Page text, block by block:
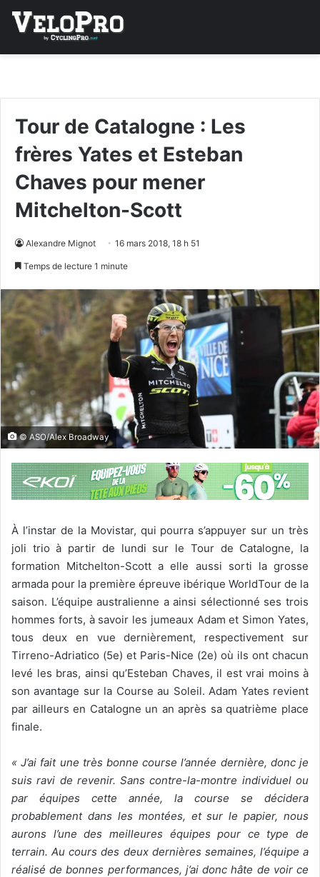
Tour de Catalogne : Les
frères Yates et Esteban
Chaves pour mener
Mitchelton-Scott
Alexandre Mignot 16 mars 2018, 18 h 51
Temps de lecture 1 minute
© ASO/Alex Broadway
À l’instar de la Movistar, qui pourra s’appuyer sur un très
joli trio à partir de lundi sur le Tour de Catalogne, la
formation Mitchelton-Scott a elle aussi sorti la grosse
armada pour la première épreuve ibérique WorldTour de la
saison. L’équipe australienne a ainsi sélectionné ses trois
hommes forts, à savoir les jumeaux Adam et Simon Yates,
tous deux en vue dernièrement, respectivement sur
Tirreno-Adriatico (5e) et Paris-Nice (2e) où ils ont chacun
levé les bras, ainsi qu’Esteban Chaves, il est vrai moins à
son avantage sur la Course au Soleil. Adam Yates revient
par ailleurs en Catalogne un an après sa quatrième place
finale.
« J’ai fait une très bonne course l’année dernière, donc je
suis ravi de revenir. Sans contre-la-montre individuel ou
par équipes cette année, la course se décidera
probablement dans les montées, et sur le papier, nous
aurons l’une des meilleures équipes pour ce type de
terrain.Au cours des deux dernières semaines, l’équipe a
réalisé de bonnes performances, j’ai donc hâte de voir ce